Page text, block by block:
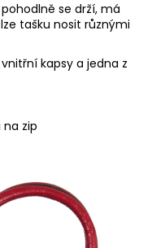
se drží, má
tašku nosit různými
kapsy a jedna z
zip